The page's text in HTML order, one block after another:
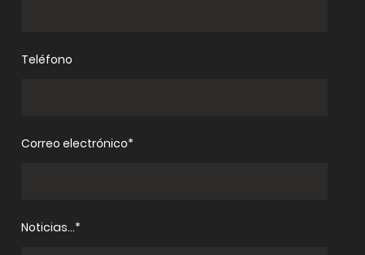
Teléfono
Correo electrónico*
Noticias...*